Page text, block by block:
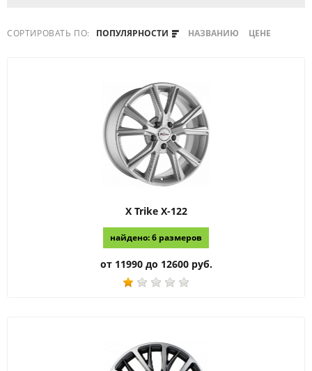
СОРТИРОВАТЬ ПО: ПОПУЛЯРНОСТИ НАЗВАНИЮ ЦЕНЕ
X Trike X-122
найдено: 6 размеров
от 11990 до 12600 руб.